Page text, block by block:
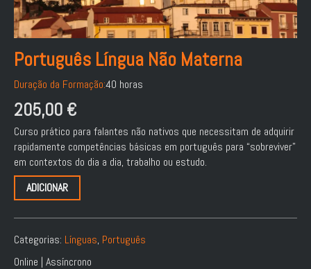
Português Língua Não Materna
Duração da Formação:40 horas
205,00 €
Curso prático para falantes não nativos que necessitam de adquirir
rapidamente competências básicas em português para “sobreviver”
em contextos do dia a dia, trabalho ou estudo.
ADICIONAR
Categorias: Línguas, Português
Online | Assíncrono